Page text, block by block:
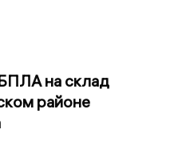
на склад
районе